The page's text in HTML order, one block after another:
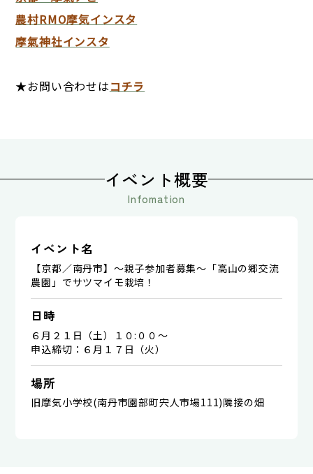
農村RMO摩気インスタ
摩氣神社インスタ
★お問い合わせはコチラ
イベント概要
Infomation
イベント名
【京都／南丹市】～親子参加者募集～「高山の郷交流
農園」でサツマイモ栽培！
日時
６月２１日（土）１０:００～
申込締切：６月１７日（火）
場所
旧摩気小学校(南丹市園部町宍人市場111)隣接の畑